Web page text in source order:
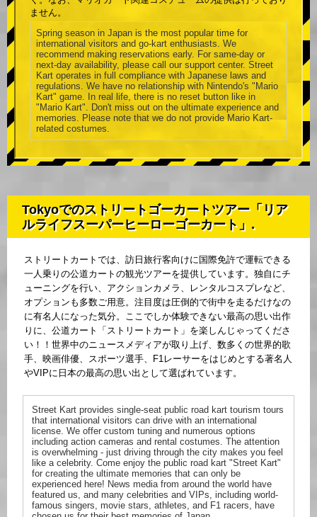
ません。
Spring season in Japan is the most popular time for
international visitors and go-kart enthusiasts. We
recommend making reservations early. For same-day or
next-day availability, please call our support center. Street
Kart operates in full compliance with Japanese laws and
regulations. We have no relationship with Nintendo's "Mario
Kart" game. In real life, there is no reset button like in
"Mario Kart". Don't miss out on the ultimate experience and
memories. Please note that we do not provide Mario Kart-
related costumes.
Tokyoでのストリートゴーカートツアー「リア
ルライフスーパーヒーローゴーカート」.
ストリートカートでは、訪日旅行客向けに国際免許で運転できる
一人乗りの公道カートの観光ツアーを提供しています。独自にチ
ューニングを行い、アクションカメラ、レンタルコスプレなど、
オプションも多数ご用意。注目度は圧倒的で街中を走るだけなの
に有名人になった気分。ここでしか体験できない最高の思い出作
りに、公道カート「ストリートカート」を楽しんじゃってくださ
い！！世界中のニュースメディアが取り上げ、数多くの世界的歌
手、映画俳優、スポーツ選手、F1レーサーをはじめとする著名人
やVIPに日本の最高の思い出として選ばれています。
Street Kart provides single-seat public road kart tourism tours
that international visitors can drive with an international
license. We offer custom tuning and numerous options
including action cameras and rental costumes. The attention
is overwhelming - just driving through the city makes you feel
like a celebrity. Come enjoy the public road kart "Street Kart"
for creating the ultimate memories that can only be
experienced here! News media from around the world have
featured us, and many celebrities and VIPs, including world-
famous singers, movie stars, athletes, and F1 racers, have